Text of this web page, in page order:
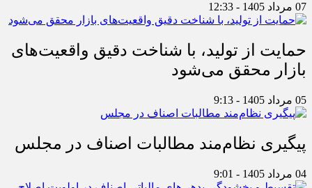
07 مرداد 1405 - 12:33
حمایت از تولید، با شناخت دقیق واقعیت‌های
بازار محقق می‌شود
05 مرداد 1405 - 9:13
پیگیری نظام‌مند مطالبات اصناف در مجلس
04 مرداد 1405 - 9:01